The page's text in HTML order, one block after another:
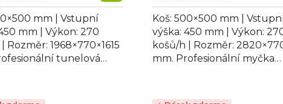
mm | Vstupní
mm | Výkon: 270
Rozměr: 1968×770×1615
tunelová
Koš: 500×500 mm |
výška: 450 mm | Výkon:
košů/h | Rozměr:
mm. Profesionální myčka